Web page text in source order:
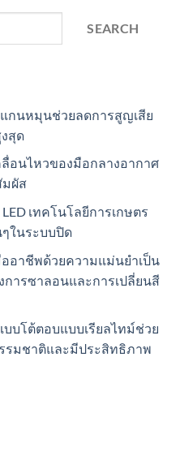
SEARCH
กนหมุนช่วยลดการสูญเสีย
สุด
อนไหวของมือกลางอากาศ
มผัส
เทคโนโลยีการเกษตร
ในระบบปิด
อาชีพด้วยความแม่นยำเป็น
การซาลอนและการเปลี่ยนสี
บโต้ตอบแบบเรียลไทม์ช่วย
รมชาติและมีประสิทธิภาพ